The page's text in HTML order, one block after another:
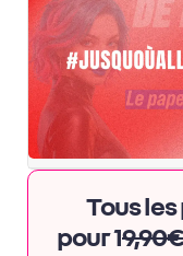
Tous
pour 19,90€